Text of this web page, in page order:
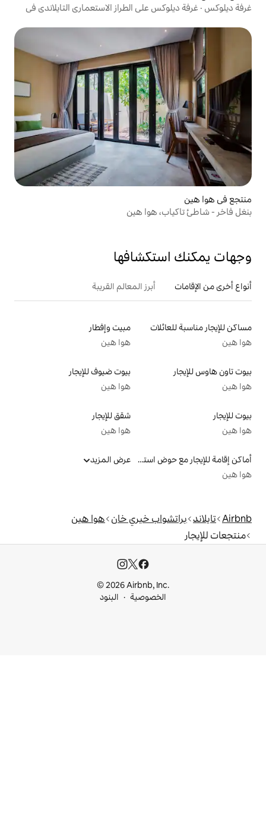
الطراز الاستعماري التايلاندي في
أبرز المعالم القريبة
مبيت وإفطار
هوا هين
بيوت ضيوف للإيجار
هوا هين
شقق للإيجار
هوا هين
أماكن إقامة للإيجار مع حوض استحمام ساخن عرض المزيد
خيري خان هوا هين